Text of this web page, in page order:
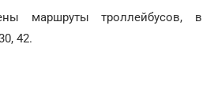
маршруты троллейбусов, в
42.